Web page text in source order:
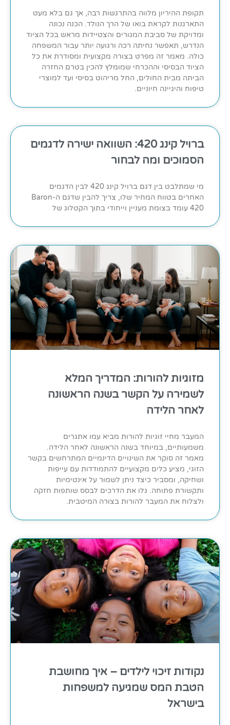
תקופת ההיריון מלווה בהתרגשות רבה, אך גם בלא מעט
התארגנות לקראת בואו של הרך הנולד. הכנה נכונה
ומדויקת של סביבת המגורים והצטיידות מראש בכל הציוד
הנדרש, תאפשר נחיתה רכה ורגועה יותר עבור המשפחה
כולה. מאמר זה מפרט בצורה מקצועית ומסודרת את כל
הציוד הבסיסי וההכרחי שמומלץ להכין בטרם החזרה
הביתה מבית החולים, החל מריהוט בסיסי ועד למוצרי
טיפוח והיגיינה חיוניים.
ברויל קינג 420: השוואה ישירה לדגמים
הסמוכים ומה לבחור
מי שמתלבט בין דגם ברויל קינג 420 לבין הדגמים
האחרים בטווח המחיר שלו, צריך להבין שדגם ה-Baron
420 עומד בצומת מעניין וייחודי בתוך הקטלוג של
מזוגיות להורות: המדריך המלא
לשמירה על הקשר בשנה הראשונה
לאחר הלידה
המעבר מחיי זוגיות להורות מביא עמו אתגרים
משמעותיים, במיוחד בשנה הראשונה לאחר הלידה.
מאמר זה סוקר את השינויים הדינמיים המתרחשים בקשר
הזוגי, מציע כלים מקצועיים להתמודדות עם עייפות
ושחיקה, ומסביר כיצד ניתן לשמור על אינטימיות
ותקשורת פתוחה. גלו את הדרכים לבסס שותפות חזקה
ולצלוח את המעבר להורות בצורה המיטבית.
נקודות זיכוי לילדים – איך מחושבת
הטבת המס שמגיעה למשפחות
בישראל